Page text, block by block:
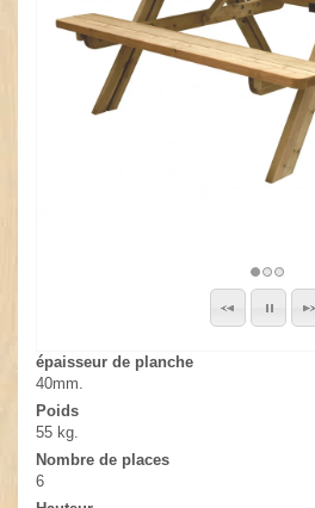
épaisseur de planche
40mm.
Poids
55 kg.
Nombre de places
6